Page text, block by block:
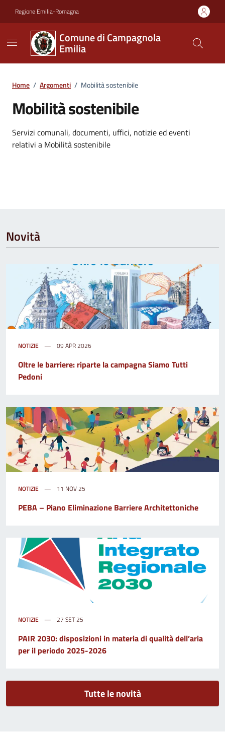
Regione Emilia-Romagna
Comune di Campagnola
Emilia
Home / Argomenti / Mobilità sostenibile
Mobilità sostenibile
Dettagli dell'argomento
Servizi comunali, documenti, uffici, notizie ed eventi
relativi a Mobilità sostenibile
Novità
NOTIZIE 09 APR 2026
Oltre le barriere: riparte la campagna Siamo Tutti
Pedoni
NOTIZIE 11 NOV 25
PEBA – Piano Eliminazione Barriere Architettoniche
NOTIZIE 27 SET 25
PAIR 2030: disposizioni in materia di qualità dell’aria
per il periodo 2025-2026
Tutte le novità